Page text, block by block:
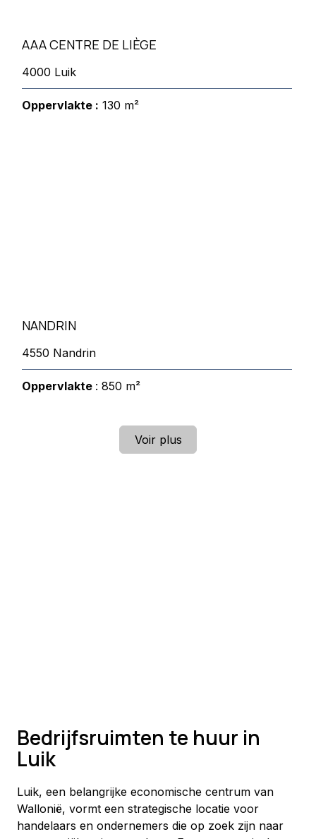
Bedrijfsruimten te huur in
Luik
Luik, een belangrijke economische centrum van
Wallonië, vormt een strategische locatie voor
handelaars en ondernemers die op zoek zijn naar
AAA CENTRE DE LIÈGE
4000 Luik
Oppervlakte : 130 m²
NANDRIN
4550 Nandrin
Oppervlakte : 850 m²
Voir plus